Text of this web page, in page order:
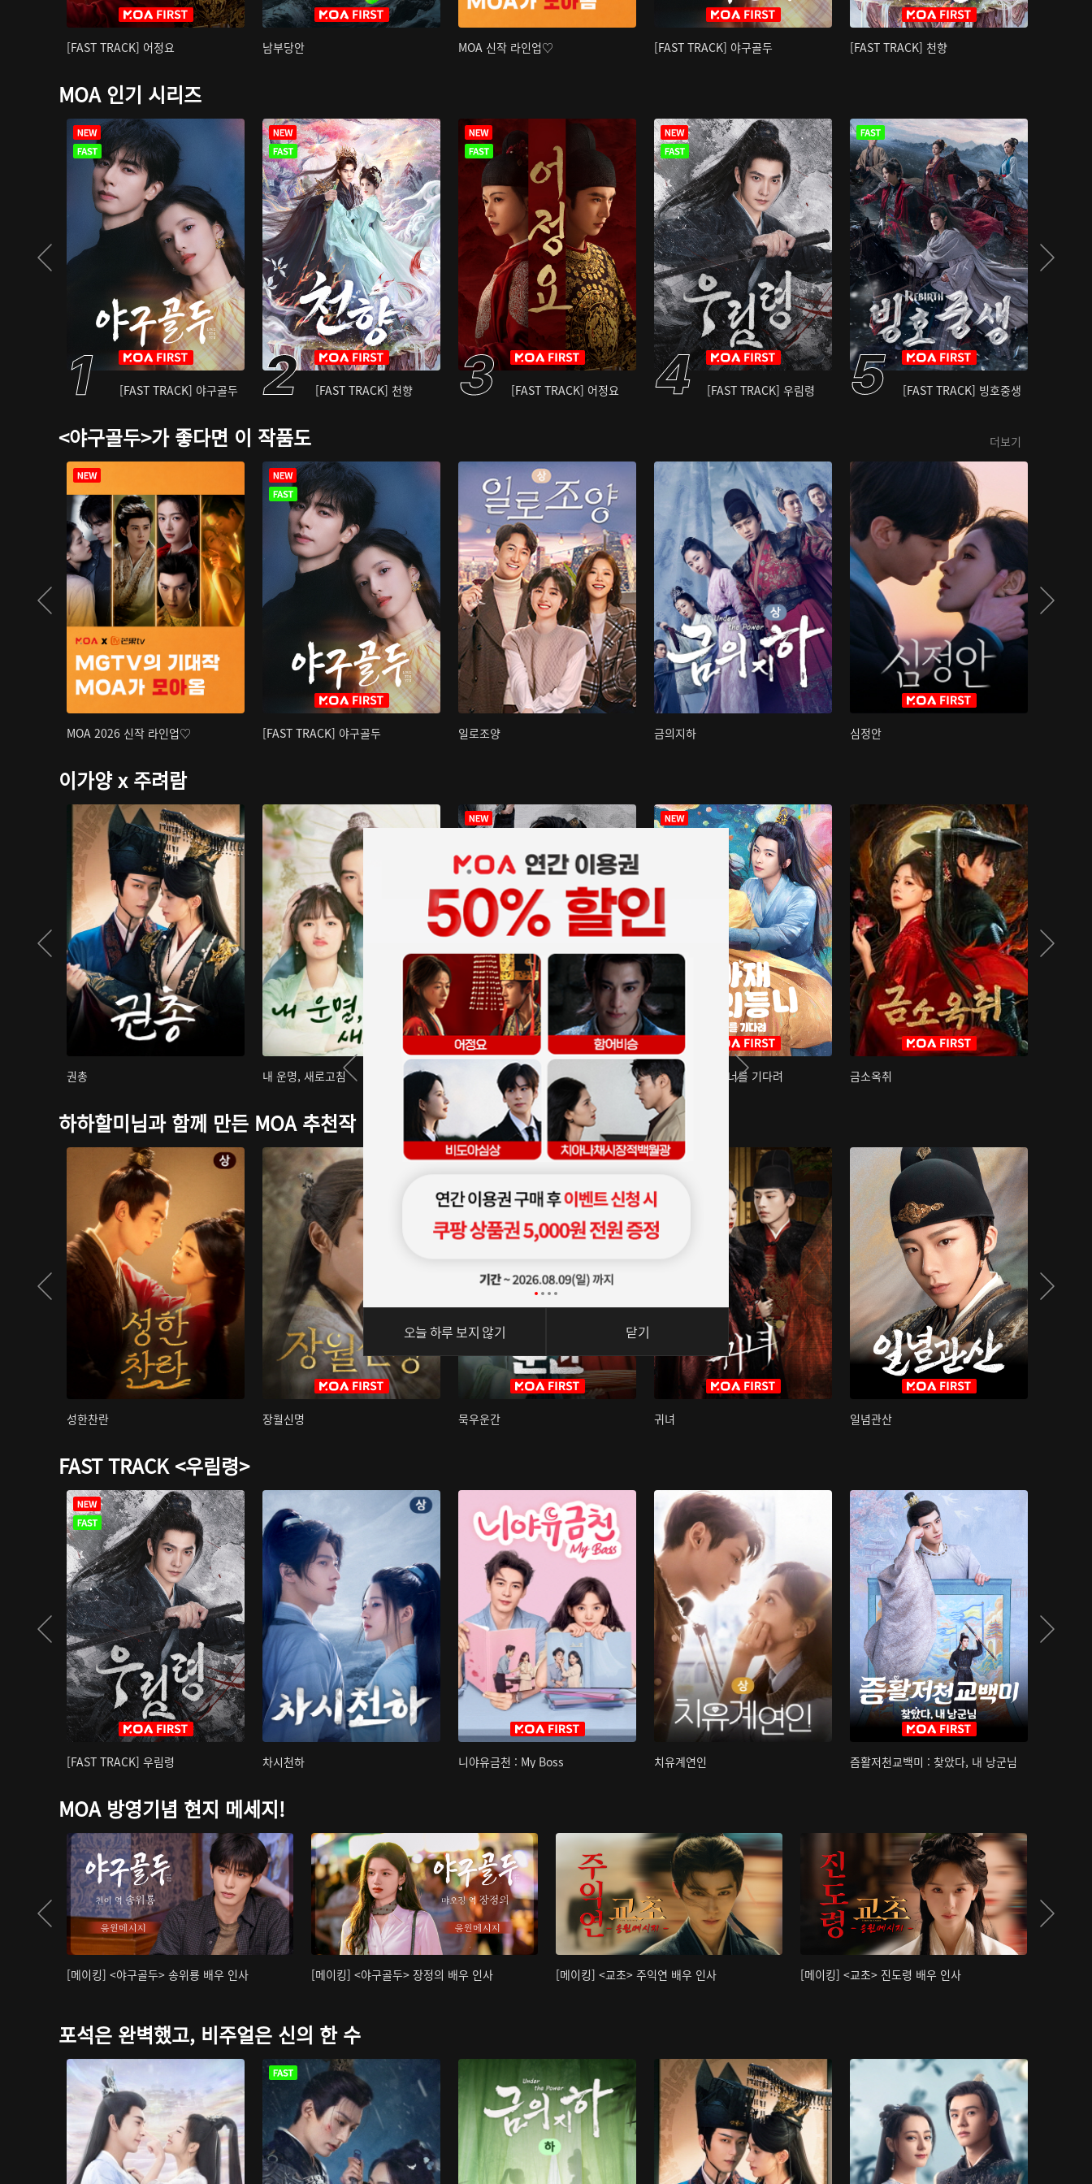
[FAST TRACK] 어정요 남부당안 MOA 신작 라인업♡ [FAST TRACK] 야구골두 [FAST TRACK] 천향
MOA 인기 시리즈
[FAST TRACK] 야구골두 [FAST TRACK] 천향 [FAST TRACK] 어정요 [FAST TRACK] 우림령 [FAST TRACK] 빙호중생
<야구골두>가 좋다면 이 작품도 더보기
MOA 2026 신작 라인업♡ [FAST TRACK] 야구골두 일로조양 금의지하 심정안
이가양 x 주려람
권총 내 운명, 새로고침 아재저리등니 : 너를 기다려 금소옥취
하하할미님과 함께 만든 MOA 추천작
성한찬란 장월신명 묵우운간 귀녀 일념관산
FAST TRACK <우림령>
[FAST TRACK] 우림령 차시천하 니야유금천 : My Boss 치유계연인 즘활저천교백미 : 찾았다, 내 낭군님
MOA 방영기념 현지 메세지!
[메이킹] <야구골두> 송위룡 배우 인사 [메이킹] <야구골두> 장정의 배우 인사 [메이킹] <교초> 주익연 배우 인사 [메이킹] <교초> 진도령 배우 인사
포석은 완벽했고, 비주얼은 신의 한 수
오늘 하루 보지 않기 닫기